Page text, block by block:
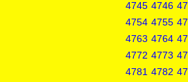
4745 4746
4754 4755
4763 4764
4772 4773
4781 4782